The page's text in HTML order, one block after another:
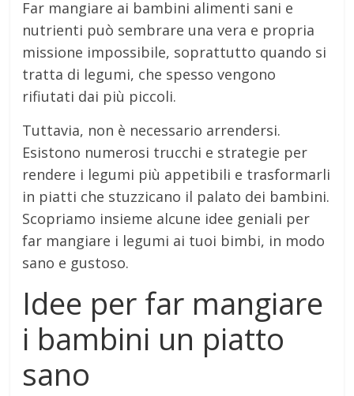
Far mangiare ai bambini alimenti sani e
nutrienti può sembrare una vera e propria
missione impossibile, soprattutto quando si
tratta di legumi, che spesso vengono
rifiutati dai più piccoli.
Tuttavia, non è necessario arrendersi.
Esistono numerosi trucchi e strategie per
rendere i legumi più appetibili e trasformarli
in piatti che stuzzicano il palato dei bambini.
Scopriamo insieme alcune idee geniali per
far mangiare i legumi ai tuoi bimbi, in modo
sano e gustoso.
Idee per far mangiare
i bambini un piatto
sano